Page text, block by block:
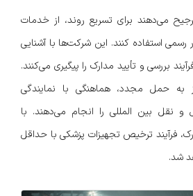
می‌دهند برای تسریع روند، از خدمات
استفاده کنند. این شرکت‌ها با آشنایی
بررسی و تأیید مدارک را پیگیری می‌کنند.
به حمل مجدد، هماهنگی با نمایندگی
نقل بین‌ المللی را انجام می‌دهند. با
فرآیند ترخیص تجهیزات پزشکی با حداقل
شد.